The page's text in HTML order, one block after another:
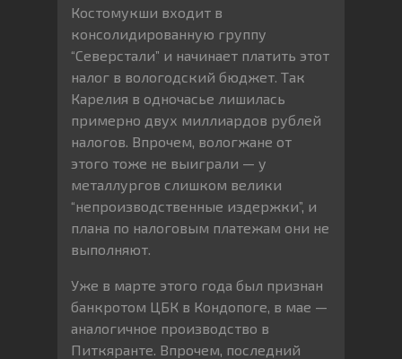
Костомукши входит в
консолидированную группу
“Северстали” и начинает платить этот
налог в вологодский бюджет. Так
Карелия в одночасье лишилась
примерно двух миллиардов рублей
налогов. Впрочем, вологжане от
этого тоже не выиграли — у
металлургов слишком велики
“непроизводственные издержки”, и
плана по налоговым платежам они не
выполняют.
Уже в марте этого года был признан
банкротом ЦБК в Кондопоге, в мае —
аналогичное производство в
Питкяранте. Впрочем, последний